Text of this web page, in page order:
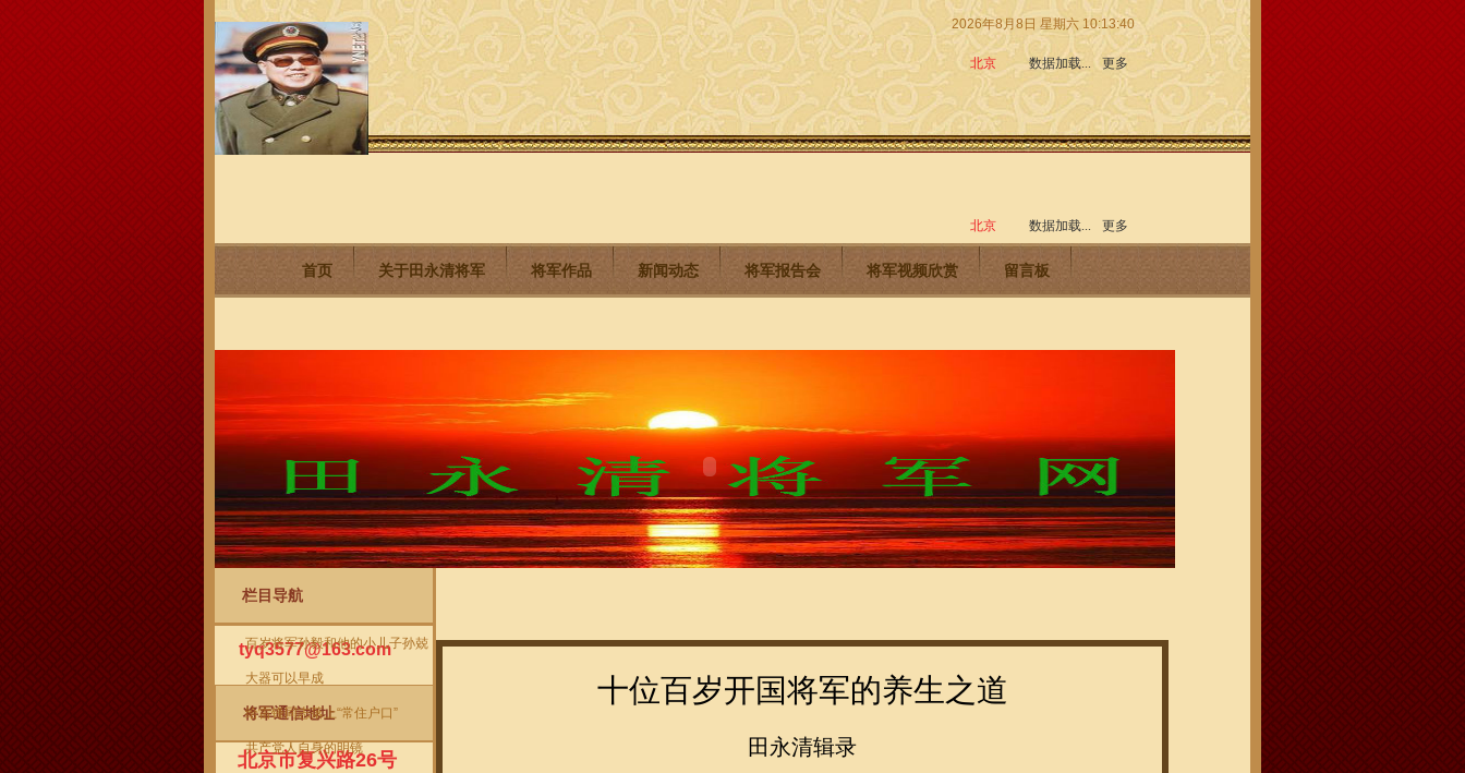
2026年8月8日 星期六 10:13:41
首页 关于田永清将军 将军作品 新闻动态 将军报告会 将军视频欣赏 留言板
栏目导航
百岁将军孙毅和他的小儿子孙兢
大器可以早成
给雷锋同志落上“常住户口”
共产党人自身的明镜
将军信箱
tyq3577@163.com
将军通信地址
北京市复兴路26号
十位百岁开国将军的养生之道
田永清辑录